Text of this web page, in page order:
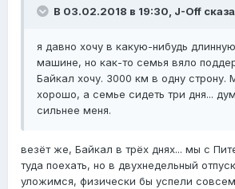
В 03.02.2018 в 19:30, J-Off
я давно хочу в какую-нибудь
машине, но как-то семья вяло
Байкал хочу. 3000 км в одну строну.
хорошо, а семье сидеть три дня...
сильнее меня.
везёт же, Байкал в трёх днях... мы с
туда поехать, но в двухнедельный
уложимся, физически бы успели